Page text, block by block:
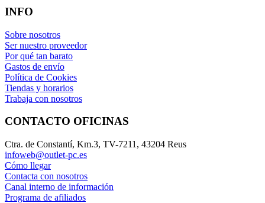
INFO
Sobre nosotros
Ser nuestro proveedor
Por qué tan barato
Gastos de envío
Política de Cookies
Tiendas y horarios
Trabaja con nosotros
CONTACTO OFICINAS
Ctra. de Constantí, Km.3, TV-7211, 43204 Reus
infoweb@outlet-pc.es
Cómo llegar
Contacta con nosotros
Canal interno de información
Programa de afiliados